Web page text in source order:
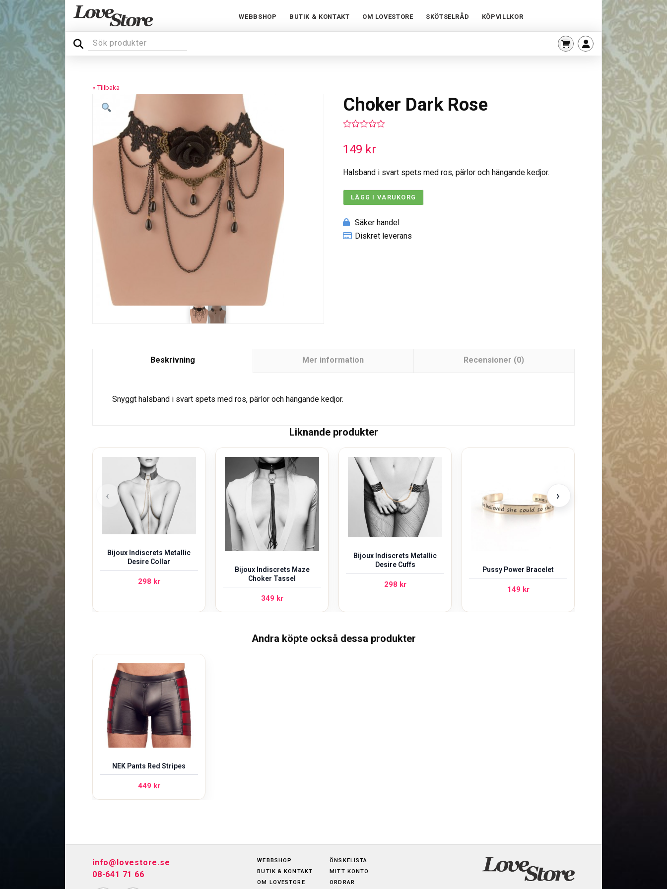
WEBBSHOP BUTIK & KONTAKT OM LOVESTORE SKÖTSELRÅD KÖPVILLKOR
« Tillbaka
Choker Dark Rose
out
149 kr
Halsband i svart spets med ros, pärlor och hängande kedjor.
LÄGG I VARUKORG
Säker handel
Diskret leverans
Beskrivning Mer information Recensioner (0)
Snyggt halsband i svart spets med ros, pärlor och hängande kedjor.
Liknande produkter
‹
Bijoux Indiscrets Metallic
Desire Collar
298 kr
Bijoux Indiscrets Maze
Choker Tassel
349 kr
Bijoux Indiscrets Metallic
Desire Cuffs
298 kr
Pussy Power Bracelet
149 kr
Cottelli
Panties
›
Andra köpte också dessa produkter
NEK Pants Red Stripes
449 kr
info@lovestore.se
08-641 71 66
WEBBSHOP
BUTIK & KONTAKT
OM LOVESTORE
ÖNSKELISTA
MITT KONTO
ORDRAR